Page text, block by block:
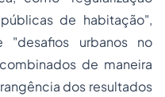
de habitação",
"desafios urbanos no
de maneira
dos resultados